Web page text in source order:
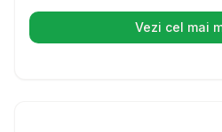
Vezi cel mai
(se